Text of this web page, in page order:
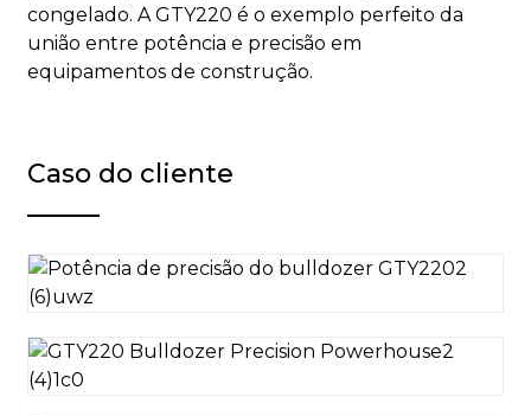
congelado. A GTY220 é o exemplo perfeito da
união entre potência e precisão em
equipamentos de construção.
Caso do cliente